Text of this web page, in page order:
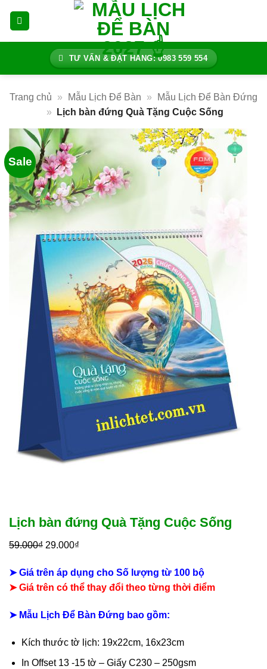
TƯ VẤN & ĐẶT HÀNG: 0983 559 554
Trang chủ » Mẫu Lịch Để Bàn »
Mẫu Lịch Để Bàn Đứng
»
Lịch bàn đứng Quà Tặng Cuộc Sống
Sale
Lịch bàn đứng Quà Tặng Cuộc Sống
59.000₫ Giá
là:
59.000₫.
29.000₫
tại
là:
➤ Giá trên áp dụng cho Số lượng từ 100 bộ
➤Giá trên có thể thay đổi theo từng thời điểm
➤ Mẫu Lịch Để Bàn Đứng bao gồm:
Kích thước tờ lịch: 19x22cm, 16x23cm
In Offset 13 -15 tờ – Giấy C230 – 250gsm